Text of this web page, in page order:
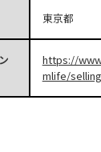
東京都
https://
mlife/selling